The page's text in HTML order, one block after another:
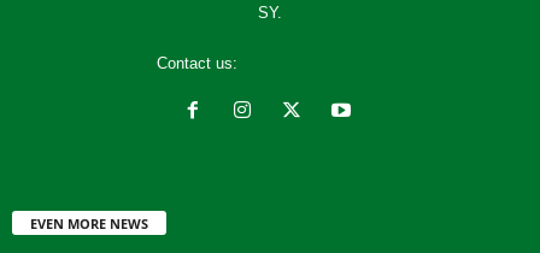
SY.
Contact us:
EVEN MORE NEWS